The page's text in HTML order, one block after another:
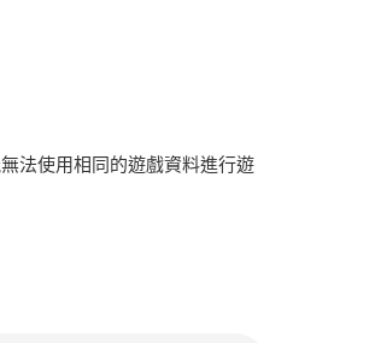
法使用相同的遊戲資料進行遊